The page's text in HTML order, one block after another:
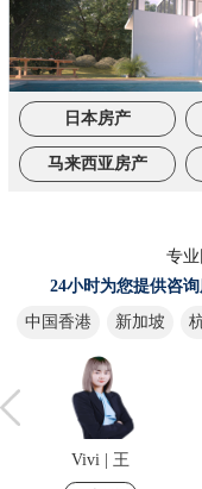
日本房产
马来西亚房产
专
24小时为您提供咨
中国香港
新加坡
Vivi | 王